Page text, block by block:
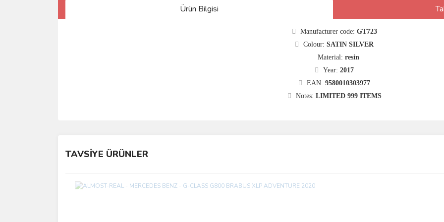
Ürün Bilgisi
Manufacturer code: GT723
Colour: SATIN SILVER
Material: resin
Year: 2017
EAN: 9580010303977
Notes: LIMITED 999 ITEMS
TAVSİYE ÜRÜNLER